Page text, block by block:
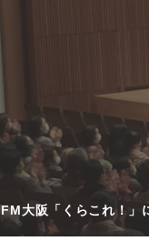
FM大阪「くらこれ！」